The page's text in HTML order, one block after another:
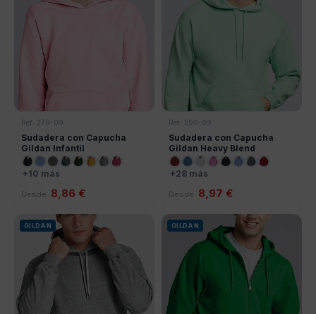
Ref: 278-09
Sudadera con Capucha
Gildan Infantil
+10 más
Desde 8,86 €
Ref: 290-09
Sudadera con Capucha
Gildan Heavy Blend
+28 más
Desde 8,97 €
GILDAN GILDAN